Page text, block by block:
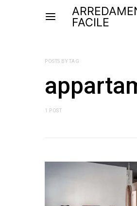
FACILE
POSTS BY TAG
1 POST